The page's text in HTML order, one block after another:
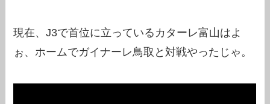
現在、J3で首位に立っているカターレ富山はよ
ぉ、ホームでガイナーレ鳥取と対戦やったじゃ。